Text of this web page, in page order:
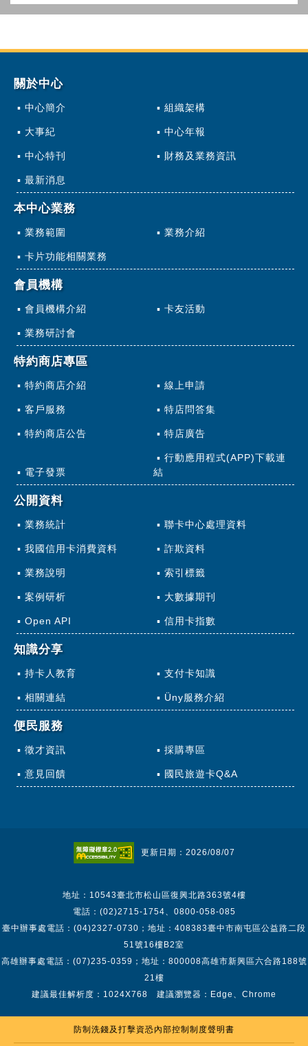
關於中心
中心簡介 組織架構
大事紀 中心年報
中心特刊 財務及業務資訊
最新消息
本中心業務
業務範圍 業務介紹
卡片功能相關業務
會員機構
會員機構介紹 卡友活動
業務研討會
特約商店專區
特約商店介紹 線上申請
客戶服務 特店問答集
特約商店公告 特店廣告
電子發票
行動應用程式(APP)下載連
結
公開資料
業務統計 聯卡中心處理資料
我國信用卡消費資料 詐欺資料
業務說明 索引標籤
案例研析 大數據期刊
Open API 信用卡指數
知識分享
持卡人教育 支付卡知識
相關連結 Üny服務介紹
便民服務
徵才資訊 採購專區
意見回饋 國民旅遊卡Q&A
更新日期：2026/08/07
地址：10543臺北市松山區復興北路363號4樓
電話：(02)2715-1754、0800-058-085
臺中辦事處電話：(04)2327-0730；地址：408383臺中市南屯區公益路二段
51號16樓B2室
高雄辦事處電話：(07)235-0359；地址：800008高雄市新興區六合路188號
21樓
建議最佳解析度：1024X768 建議瀏覽器：Edge、Chrome
防制洗錢及打擊資恐內部控制制度聲明書